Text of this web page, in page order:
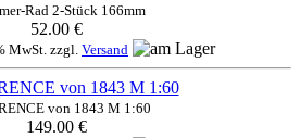
Rad 2-Stück 166mm
52.00 €
MwSt. zzgl. Versand
von 1843 M 1:60
149.00 €